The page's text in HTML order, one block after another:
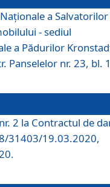
a Salvatorilor
- sediul
a Pădurilor
Panselelor nr. 23, bl.
2 la Contractul de
31403/19.03.2020,